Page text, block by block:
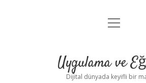
Anasayfa
Yasal Uyarı
menüyü
Uygulama ve
Dijital dünyada keyifli bir